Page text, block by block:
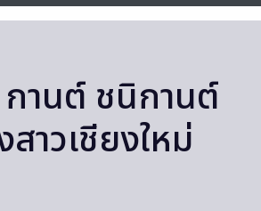
กานต์ ชนิกานต์
าวเชียงใหม่